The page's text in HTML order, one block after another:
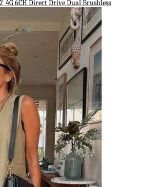
6CH Direct Drive Dual Brushless